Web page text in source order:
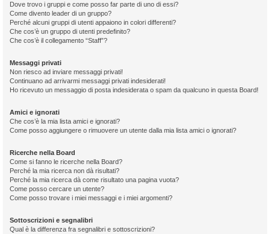
Dove trovo i gruppi e come posso far parte di uno di essi?
Come divento leader di un gruppo?
Perché alcuni gruppi di utenti appaiono in colori differenti?
Che cos’è un gruppo di utenti predefinito?
Che cos’è il collegamento “Staff”?
Messaggi privati
Non riesco ad inviare messaggi privati!
Continuano ad arrivarmi messaggi privati indesiderati!
Ho ricevuto un messaggio di posta indesiderata o spam da qualcuno in questa Board!
Amici e ignorati
Che cos’è la mia lista amici e ignorati?
Come posso aggiungere o rimuovere un utente dalla mia lista amici o ignorati?
Ricerche nella Board
Come si fanno le ricerche nella Board?
Perché la mia ricerca non dà risultati?
Perché la mia ricerca dà come risultato una pagina vuota?
Come posso cercare un utente?
Come posso trovare i miei messaggi e i miei argomenti?
Sottoscrizioni e segnalibri
Qual è la differenza fra segnalibri e sottoscrizioni?